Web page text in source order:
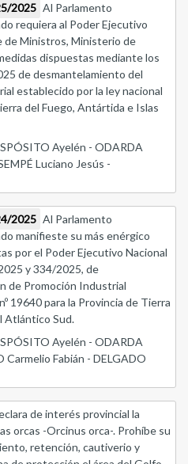
2025 Al Parlamento
requiera al Poder Ejecutivo
de Ministros, Ministerio de
dispuestas mediante los
de desmantelamiento del
establecido por la ley nacional
del Fuego, Antártida e Islas
Ayelén - ODARDA
Luciano Jesús -
2025 Al Parlamento
manifieste su más enérgico
por el Poder Ejecutivo Nacional
y 334/2025, de
de Promoción Industrial
19640 para la Provincia de Tierra
Atlántico Sud.
Ayelén - ODARDA
Fabián - DELGADO
de interés provincial la
orcas -Orcinus orca-. Prohíbe su
retención, cautiverio y